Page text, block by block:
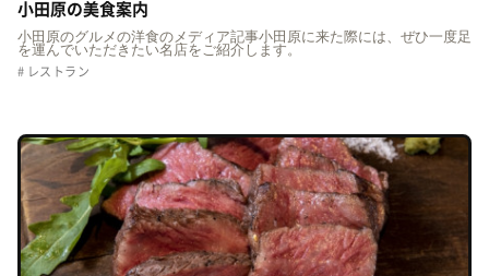
小田原の美食案内
小田原のグルメの洋食のメディア記事小田原に来た際には、ぜひ一度足
を運んでいただきたい名店をご紹介します。
レストラン